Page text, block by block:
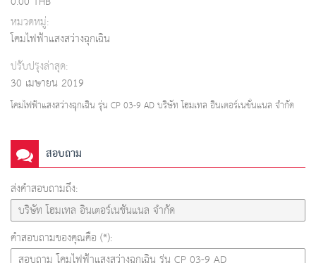
หมวดหมู่:
โคมไฟฟ้าแสงสว่างฉุกเฉิน
ปรับปรุงล่าสุด:
30 เมษายน 2019
โคมไฟฟ้าแสงสว่างฉุกเฉิน รุ่น CP 03-9 AD บริษัท โฮมเทล อินเตอร์เนชั่นแนล จำกัด
สอบถาม
ส่งคำสอบถามถึง:
คำสอบถามของคุณคือ (*):